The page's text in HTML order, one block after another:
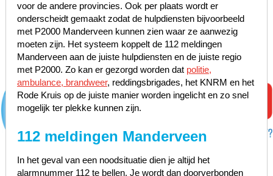
voor de andere provincies. Ook per plaats wordt er
onderscheidt gemaakt zodat de hulpdiensten bijvoorbeeld
met P2000 Manderveen kunnen zien waar ze aanwezig
moeten zijn. Het systeem koppelt de 112 meldingen
Manderveen aan de juiste hulpdiensten en de juiste regio
met P2000. Zo kan er gezorgd worden dat politie,
ambulance, brandweer, reddingsbrigades, het KNRM en het
Rode Kruis op de juiste manier worden ingelicht en zo snel
mogelijk ter plekke kunnen zijn.
112 meldingen Manderveen
In het geval van een noodsituatie dien je altijd het
alarmnummer 112 te bellen. Je wordt dan doorverbonden